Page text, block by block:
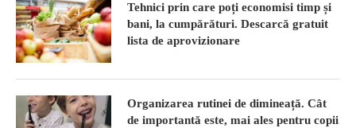
Tehnici prin care poți economisi timp și
bani, la cumpărături. Descarcă gratuit
lista de aprovizionare
Organizarea rutinei de dimineață. Cât
de importantă este, mai ales pentru copii